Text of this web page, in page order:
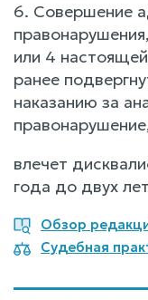
6. Совершение
или 4
ранее
наказанию за
влечет
года до двух
Обзор
Судебная